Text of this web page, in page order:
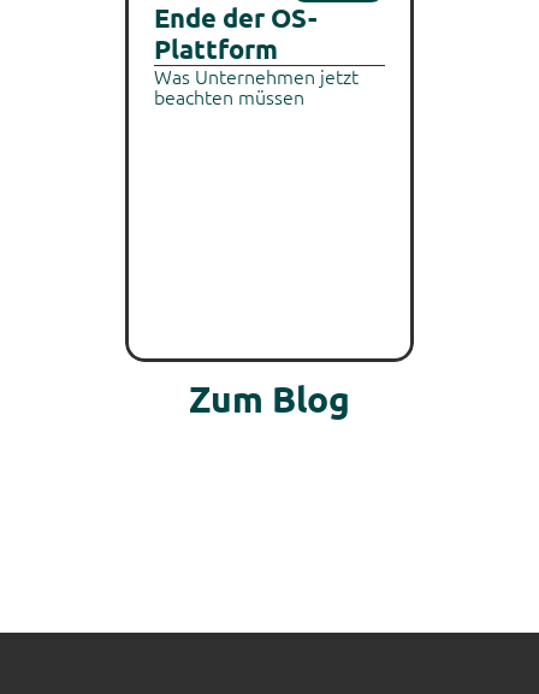
Ende der OS-
Plattform
Was Unternehmen jetzt
beachten müssen
Zum Blog